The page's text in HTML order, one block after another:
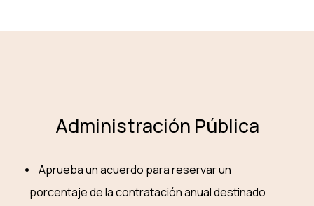
Administración Pública
Aprueba un acuerdo para reservar un
porcentaje de la contratación anual destinado